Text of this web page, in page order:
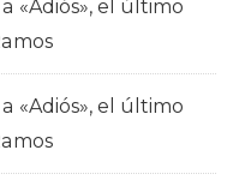
«Adiós», el último
«Adiós», el último